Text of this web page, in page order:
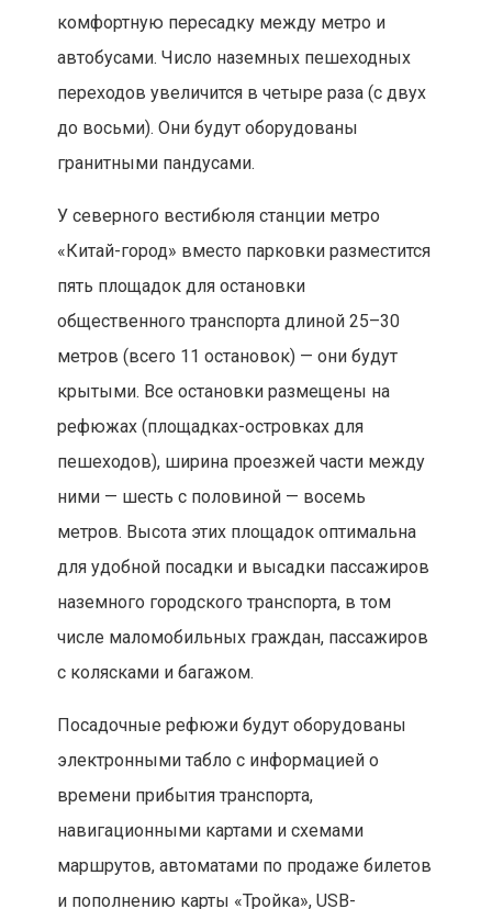
комфортную пересадку между метро и
автобусами. Число наземных пешеходных
переходов увеличится в четыре раза (с двух
до восьми). Они будут оборудованы
гранитными пандусами.
У северного вестибюля станции метро
«Китай-город» вместо парковки разместится
пять площадок для остановки
общественного транспорта длиной 25–30
метров (всего 11 остановок) — они будут
крытыми. Все остановки размещены на
рефюжах (площадках-островках для
пешеходов), ширина проезжей части между
ними — шесть с половиной — восемь
метров. Высота этих площадок оптимальна
для удобной посадки и высадки пассажиров
наземного городского транспорта, в том
числе маломобильных граждан, пассажиров
с колясками и багажом.
Посадочные рефюжи будут оборудованы
электронными табло с информацией о
времени прибытия транспорта,
навигационными картами и схемами
маршрутов, автоматами по продаже билетов
и пополнению карты «Тройка», USB-